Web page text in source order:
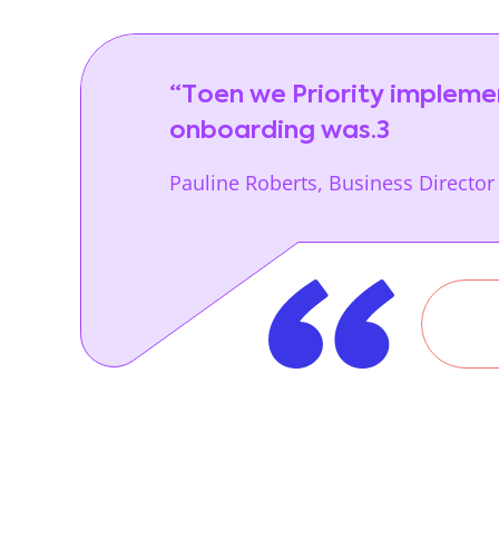
“Toen we Priority
onboarding was.3
Pauline Roberts, Business Director